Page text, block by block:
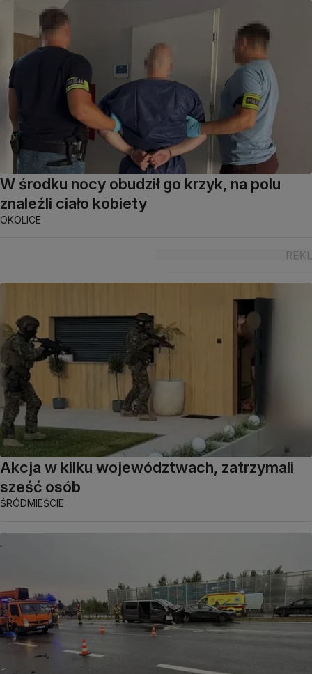
W środku nocy obudził go krzyk, na polu
znaleźli ciało kobiety
OKOLICE
Akcja w kilku województwach, zatrzymali
sześć osób
ŚRÓDMIEŚCIE